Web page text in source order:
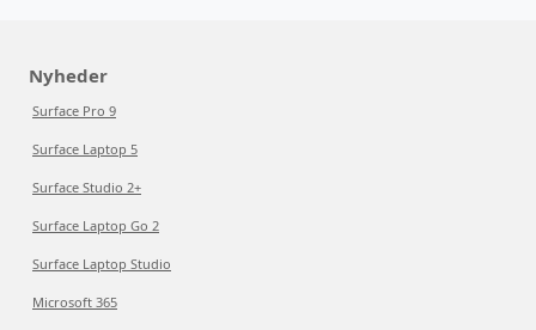
Nyheder
Surface Pro 9
Surface Laptop 5
Surface Studio 2+
Surface Laptop Go 2
Surface Laptop Studio
Microsoft 365